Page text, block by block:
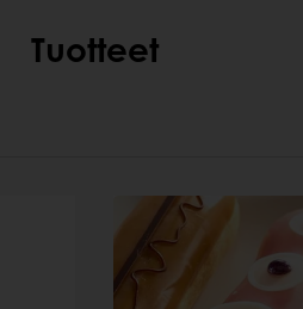
Tuotteet